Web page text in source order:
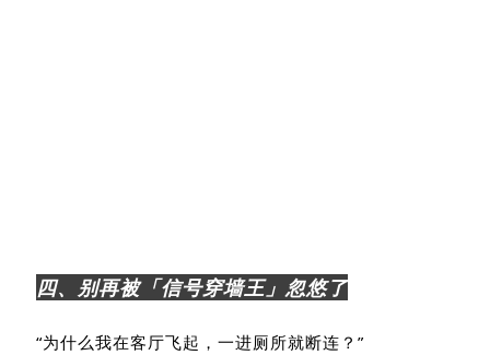
四、别再被「信号穿墙王」忽悠了
“为什么我在客厅飞起，一进厕所就断连？”